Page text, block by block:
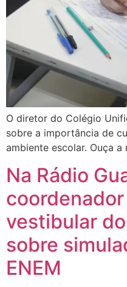
O diretor do Colégio
sobre a importância de
ambiente escolar. Ouça
Na Rádio
vestibular
sobre
ENEM